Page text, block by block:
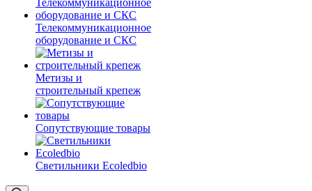
Телекоммуникационное
оборудование и СКС
Метизы и
строительный крепеж
Сопутствующие товары
Светильники Ecoledbio